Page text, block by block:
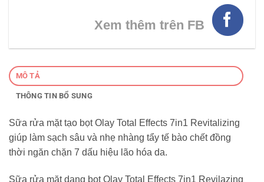
Xem thêm trên FB
MÔ TẢ
THÔNG TIN BỔ SUNG
Sữa rửa mặt tạo bọt Olay Total Effects 7in1 Revitalizing
giúp làm sạch sâu và nhẹ nhàng tẩy tế bào chết đồng
thời ngăn chặn 7 dấu hiệu lão hóa da.
Sữa rửa mặt dạng bọt Olay Total Effects 7in1 Revilazing